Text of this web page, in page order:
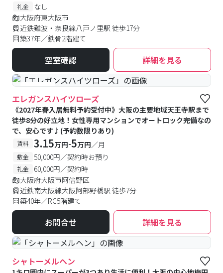
礼金
なし
大阪府東大阪市
近鉄難波・奈良線八戸ノ里駅 徒歩17分
築37年／鉄骨2階建て
空室確認 詳細を見る
#女性専用
エレガンスハイツローズ
《2027年春入居無料予約受付中》大阪の主要地域天王寺駅まで
徒歩8分の好立地！女性専用マンションでオートロック完備なの
で、安心です♪(予約数限りあり)
賃料 3.15万円-5万円／月
敷金 50,000円／契約時お預り
礼金
60,000円／契約時
大阪府大阪市阿倍野区
近鉄南大阪線大阪阿部野橋駅 徒歩7分
築40年／RC5階建て
お問合せ 詳細を見る
シャトーメルヘン